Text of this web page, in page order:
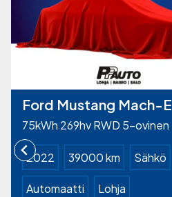
Ford Mustang Mach-E
75kWh 269hv RWD 5-ovinen
2022 39000 km Sähkö
Automaatti Lohja